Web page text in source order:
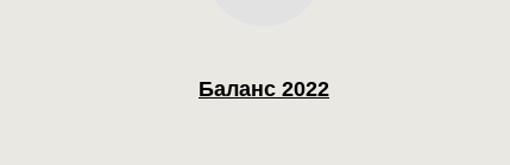
Баланс 2022